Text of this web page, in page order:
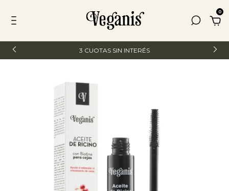
0
3 CUOTAS SIN INTERÉS